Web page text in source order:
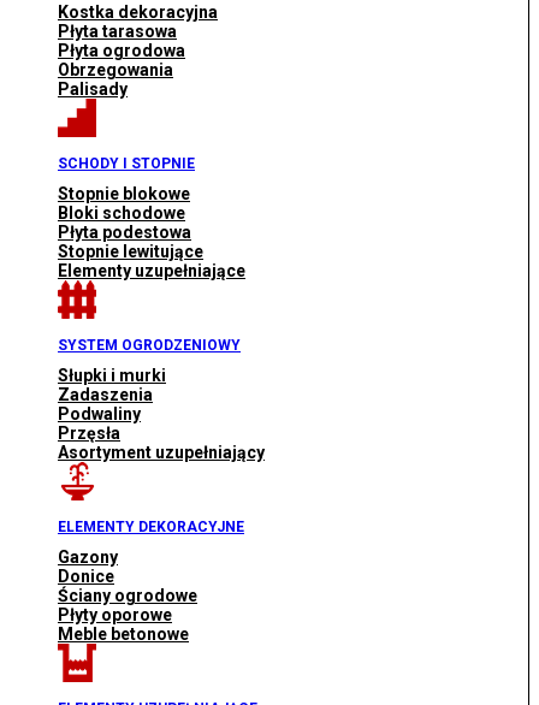
Kostka dekoracyjna
Płyta tarasowa
Płyta ogrodowa
Obrzegowania
Palisady
SCHODY I STOPNIE
Stopnie blokowe
Bloki schodowe
Płyta podestowa
Stopnie lewitujące
Elementy uzupełniające
SYSTEM OGRODZENIOWY
Słupki i murki
Zadaszenia
Podwaliny
Przęsła
Asortyment uzupełniający
ELEMENTY DEKORACYJNE
Gazony
Donice
Ściany ogrodowe
Płyty oporowe
Meble betonowe